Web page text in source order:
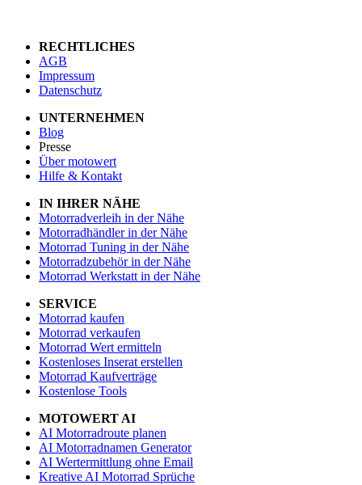
RECHTLICHES
AGB
Impressum
Datenschutz
UNTERNEHMEN
Blog
Presse
Über motowert
Hilfe & Kontakt
IN IHRER NÄHE
Motorradverleih in der Nähe
Motorradhändler in der Nähe
Motorrad Tuning in der Nähe
Motorradzubehör in der Nähe
Motorrad Werkstatt in der Nähe
SERVICE
Motorrad kaufen
Motorrad verkaufen
Motorrad Wert ermitteln
Kostenloses Inserat erstellen
Motorrad Kaufverträge
Kostenlose Tools
MOTOWERT AI
AI Motorradroute planen
AI Motorradnamen Generator
AI Wertermittlung ohne Email
Kreative AI Motorrad Sprüche